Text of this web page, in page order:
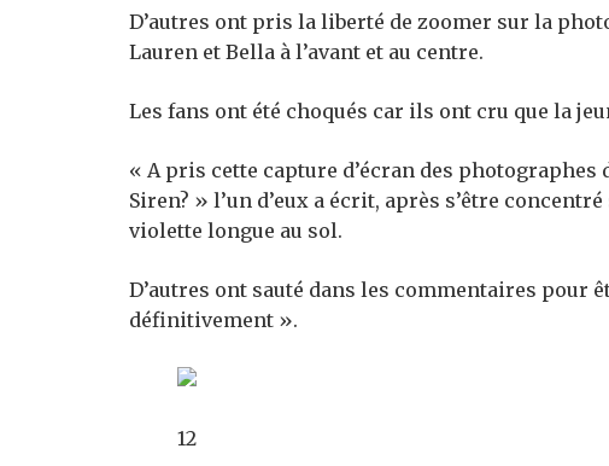
D’autres ont pris la liberté de zoomer sur la
Lauren et Bella à l’avant et au centre.
Les fans ont été choqués car ils ont cru que la
« A pris cette capture d’écran des photographes
Siren? » l’un d’eux a écrit, après s’être
violette longue au sol.
D’autres ont sauté dans les commentaires pour
définitivement ».
12